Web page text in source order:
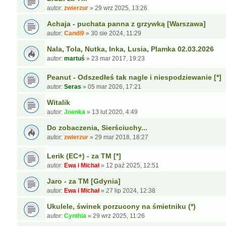
autor: zwierzur» 29 wrz 2025, 13:26
Achaja - puchata panna z grzywką [Warszawa]
autor: Candi9» 30 sie 2024, 11:29
Nala, Tola, Nutka, Inka, Lusia, Plamka 02.03.2026
autor: martuś » 23 mar 2017, 19:23
Peanut - Odszedłeś tak nagle i niespodziewanie [*]
autor: Seras » 05 mar 2026, 17:21
Witalik
autor: Joanka» 13 lut 2020, 4:49
Do zobaczenia, Sierściuchy...
autor: zwierzur» 29 mar 2018, 18:27
Lerik (EC+) - za TM [*]
autor: Ewa i Michał» 12 paź 2025, 12:51
Jaro - za TM [Gdynia]
autor: Ewa i Michał» 27 lip 2024, 12:38
Ukulele, świnek porzucony na śmietniku (*)
autor: Cynthia» 29 wrz 2025, 11:26